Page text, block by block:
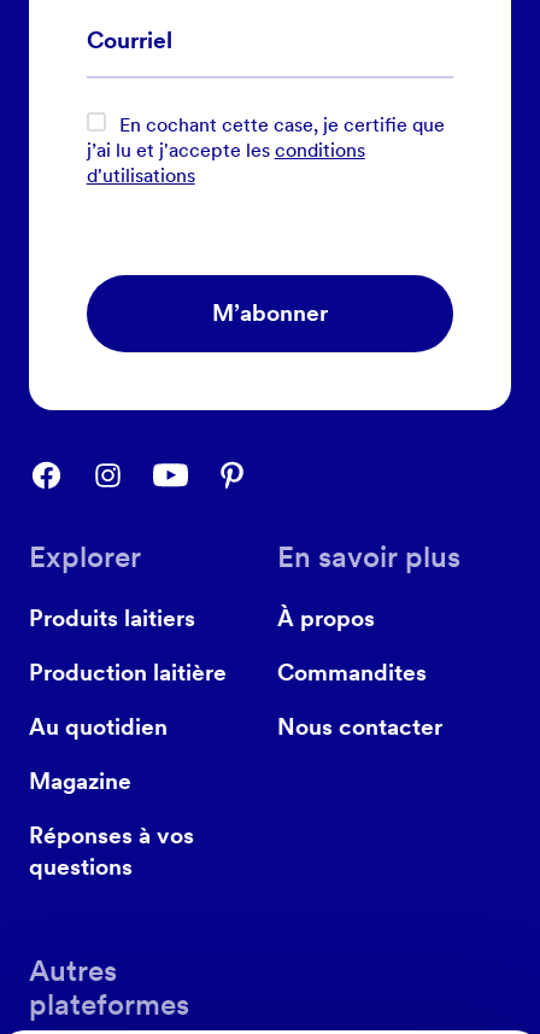
j’ai lu et j'accepte les conditions
d'utilisations
M’abonner
Explorer
Produits laitiers
Production laitière
Au quotidien
Magazine
Réponses à vos
questions
En savoir plus
À propos
Commandites
Nous contacter
Autres
plateformes